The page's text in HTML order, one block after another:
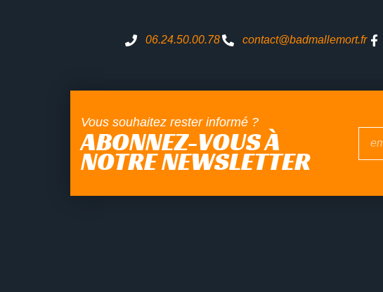
06.24.50.00.78 contact@badmallemort.fr
Vous souhaitez rester informé ?
ABONNEZ-VOUS À
NOTRE NEWSLETTER